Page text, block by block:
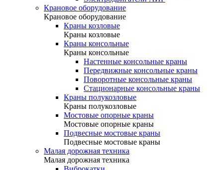
Крановое оборудование
Крановое оборудование
Краны козловые
Краны козловые
Краны консольные
Краны консольные
Настенные консольные краны
Передвижные консольные краны
Поворотные консольные краны
Стационарные консольные краны
Краны полукозловые
Краны полукозловые
Мостовые опорные краны
Мостовые опорные краны
Подвесные мостовые краны
Подвесные мостовые краны
Малая дорожная техника
Малая дорожная техника